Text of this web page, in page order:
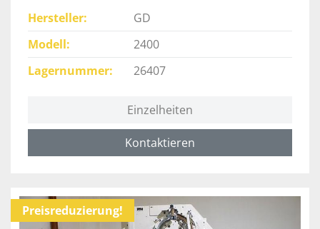
Hersteller
GD
Modell
2400
Lagernummer
26407
Einzelheiten
Kontaktieren
Preisreduzierung!